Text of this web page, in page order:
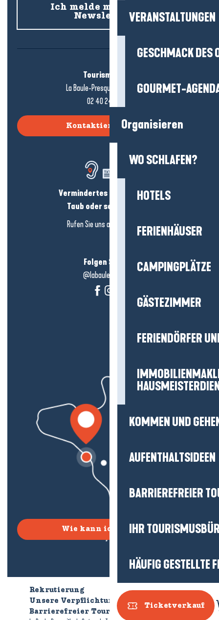
VERANSTALTUNGEN
GESCHMACK DES
GOURMET-
Organisieren
WO SCHLAFEN?
HOTELS
FERIENHÄUSER
CAMPINGPLÄTZE
GÄSTEZIMMER
FERIENDÖRFER
KOMMEN UND
AUFENTHALTSIDEEN
BARRIEREFREIER
IHR
HÄUFIG GESTELLTE
Ticketverkauf
Ich melde mich für den
Newsletter an
Tourismusbüro
La Baule-Presqu'île de Guérande
02 40 24 34 44
Kontaktieren Sie uns
Vermindertes Hörvermögen?
Taub oder schwerhörig?
Rufen Sie uns an in
hier klicken
Folgen Sie uns!
@labauleguérande
Wie kann ich kommen?
Rekrutierung
Wer sind wir?
Unsere Verpflichtungen
Barrierefreier Tourismus